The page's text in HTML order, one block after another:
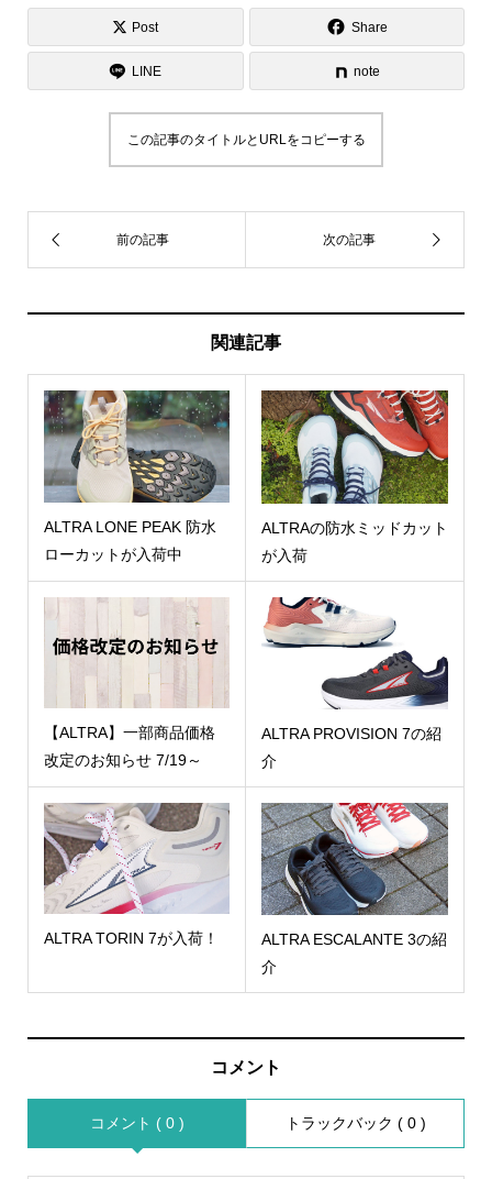
Post Share
LINE note
この記事のタイトルとURLをコピーする
関連記事
ALTRA LONE PEAK 防水
ローカットが入荷中
ALTRAの防水ミッドカット
が入荷
【ALTRA】一部商品価格
改定のお知らせ 7/19～
ALTRA PROVISION 7の紹
介
ALTRA TORIN 7が入荷！
ALTRA ESCALANTE 3の紹
介
コメント
コメント ( 0 ) トラックバック ( 0 )